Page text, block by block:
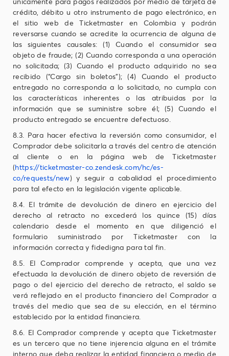
crédito, débito u otro instrumento de pago electrónico, en
el sitio web de Ticketmaster en Colombia y podrán
reversarse cuando se acredite la ocurrencia de alguna de
las siguientes causales: (1) Cuando el consumidor sea
objeto de fraude; (2) Cuando corresponda a una operación
no solicitada; (3) Cuando el producto adquirido no sea
recibido (“Cargo sin boletos”); (4) Cuando el producto
entregado no corresponda a lo solicitado, no cumpla con
las características inherentes o las atribuidas por la
información que se suministre sobre él; (5) Cuando el
producto entregado se encuentre defectuoso.
8.3. Para hacer efectiva la reversión como consumidor, el
Comprador debe solicitarla a través del centro de atención
al cliente o en la página web de Ticketmaster
(https://ticketmaster-co.zendesk.com/hc/es-
co/requests/new) y seguir a cabalidad el procedimiento
para tal efecto en la legislación vigente aplicable.
8.4. El trámite de devolución de dinero en ejercicio del
derecho al retracto no excederá los quince (15) días
calendario desde el momento en que diligenció el
formulario suministrado por Ticketmaster con la
información correcta y fidedigna para tal fin.
8.5. El Comprador comprende y acepta, que una vez
efectuada la devolución de dinero objeto de reversión de
pago o del ejercicio del derecho de retracto, el saldo se
verá reflejado en el producto financiero del Comprador a
través del medio que sea de su elección, en el término
establecido por la entidad financiera.
8.6. El Comprador comprende y acepta que Ticketmaster
es un tercero que no tiene injerencia alguna en el trámite
interno que deba realizar la entidad financiera o medio de